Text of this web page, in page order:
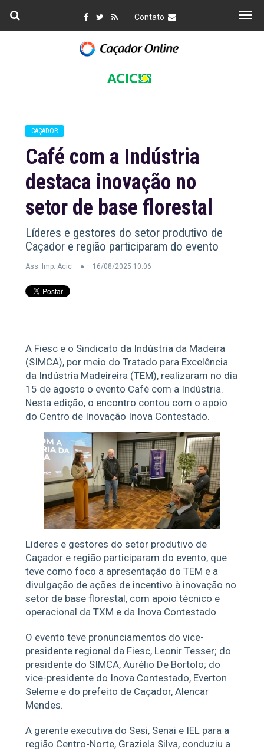
Contato
CAÇADOR
Café com a Indústria
destaca inovação no
setor de base florestal
Líderes e gestores do setor produtivo de
Caçador e região participaram do evento
Ass. Imp. Acic 16/08/2025 10:06
A Fiesc e o Sindicato da Indústria da Madeira
(SIMCA), por meio do Tratado para Excelência
da Indústria Madeireira (TEM), realizaram no dia
15 de agosto o evento Café com a Indústria.
Nesta edição, o encontro contou com o apoio
do Centro de Inovação Inova Contestado.
Líderes e gestores do setor produtivo de
Caçador e região participaram do evento, que
teve como foco a apresentação do TEM e a
divulgação de ações de incentivo à inovação no
setor de base florestal, com apoio técnico e
operacional da TXM e da Inova Contestado.
O evento teve pronunciamentos do vice-
presidente regional da Fiesc, Leonir Tesser; do
presidente do SIMCA, Aurélio De Bortolo; do
vice-presidente do Inova Contestado, Everton
Seleme e do prefeito de Caçador, Alencar
Mendes.
A gerente executiva do Sesi, Senai e IEL para a
região Centro-Norte, Graziela Silva, conduziu a